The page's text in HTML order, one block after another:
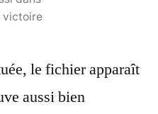
victoire
le fichier apparaît
aussi bien